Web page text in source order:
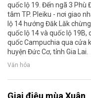
quốc lộ 19. Đến ngã 3 Phù
tâm TP. Pleiku - nơi giao
lộ 14 hướng Đăk Lăk
quốc lộ 14 và quốc lộ
quốc Campuchia qua cửa
huyện Đức Cơ, tỉnh Gia Lai.
Văn hóa
Giai điệu mùa Xuân